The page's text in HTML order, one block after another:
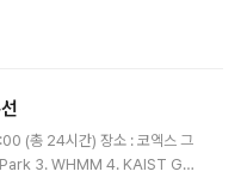
(총 24시간) 장소 : 코엑스 그
3. WHMM 4. KAIST Go